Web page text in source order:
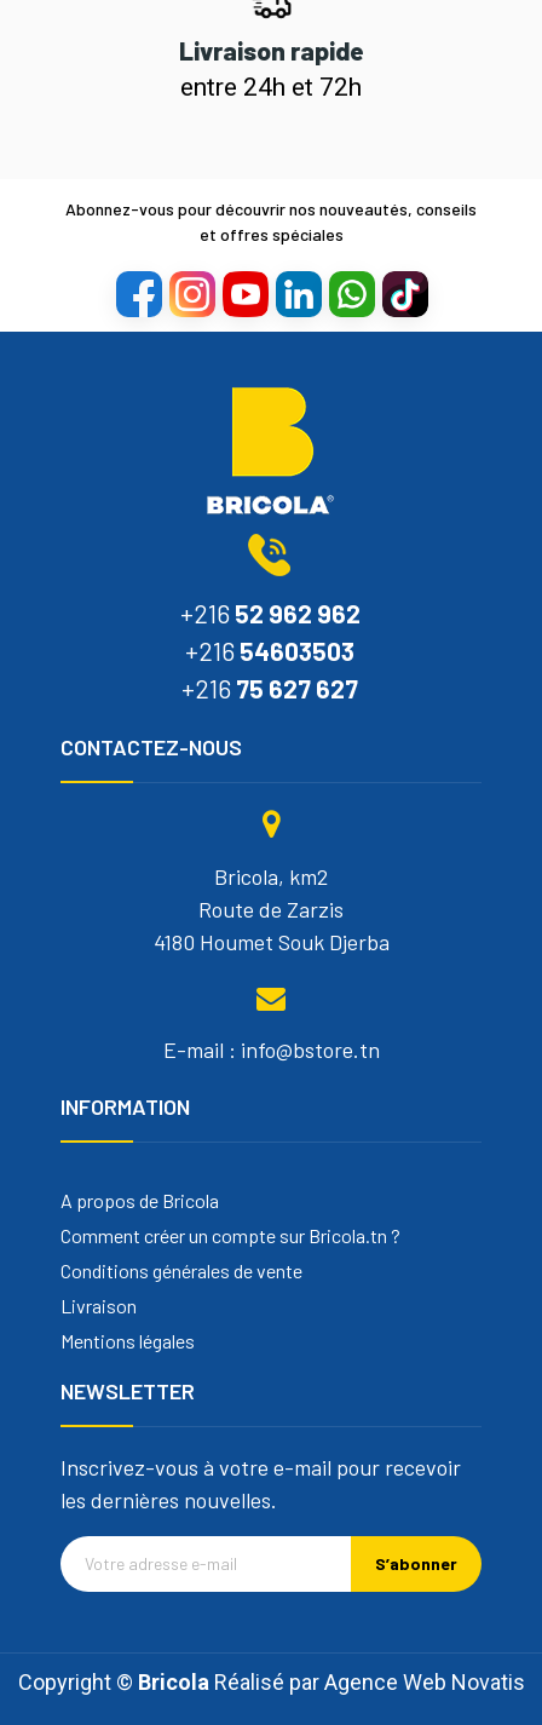
Livraison rapide
entre 24h et 72h
Abonnez-vous pour découvrir nos nouveautés, conseils
et offres spéciales
+216 52 962 962
+216 54603503
+216 75 627 627
CONTACTEZ-NOUS
Bricola, km2
Route de Zarzis
4180 Houmet Souk Djerba
E-mail : info@bstore.tn
INFORMATION
A propos de Bricola
Comment créer un compte sur Bricola.tn ?
Conditions générales de vente
Livraison
Mentions légales
NEWSLETTER
Inscrivez-vous à votre e-mail pour recevoir
les dernières nouvelles.
S’abonner
Copyright © Bricola Réalisé parAgence Web Novatis